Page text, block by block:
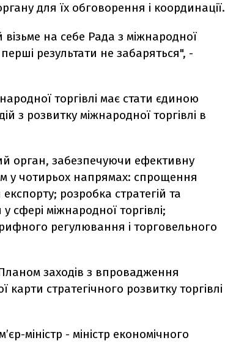
для їх обговорення і координації.
на себе Рада з міжнародної
результати не забаряться", -
торгівлі має стати єдиною
з розвитку міжнародної торгівлі в
орган, забезпечуючи ефективну
у чотирьох напрямах: спрощення
розробка стратегій та
сфері міжнародної торгівлі;
регулювання і торговельного
заходів з впровадження
карти стратегічного розвитку торгівлі
міністр - міністр економічного